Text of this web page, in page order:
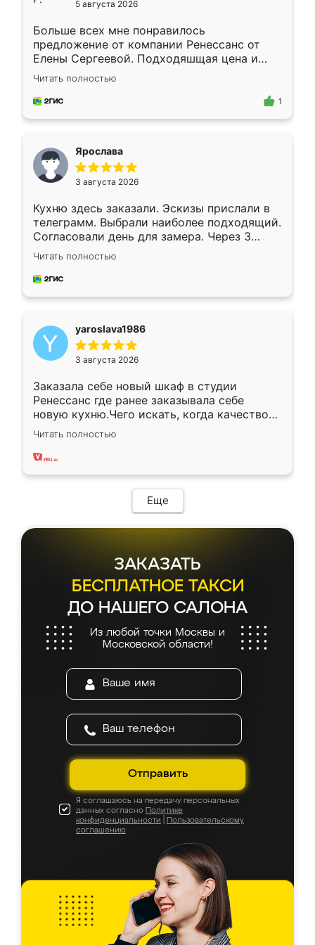
5 августа 2026
Больше всех мне понравилось
предложение от компании Ренессанс от
Елены Сергеевой. Подходяшщая цена и
короткие сроки изготовления. Приехавший
для замера сотрудник Владислав
предложил по моему эскизу самый
Читать полностью
1
Ярослава
3 августа 2026
Кухню здесь заказали. Эскизы прислали в
телеграмм. Выбрали наиболее подходящий.
Согласовали день для замера. Через 3
недели кухня была уже готова. Остались
довольны работой. Спасибо Ренессанс
мебель за качественную работу!
Читать полностью
yaroslava1986
3 августа 2026
Заказала себе новый шкаф в студии
Ренессанс где ранее заказывала себе
новую кухню.Чего искать, когда качеством
вполне довольна. Служит кухня уже почти
два года, нареканий нет.
Читать полностью
Еще
ЗАКАЗАТЬ
БЕСПЛАТНОЕ ТАКСИ
ДО НАШЕГО САЛОНА
Из любой точки Москвы и
Московской области!
Отправить
Я соглашаюсь на передачу персональных
данных согласно Политике
конфиденциальности
Пользовательскому
соглашению